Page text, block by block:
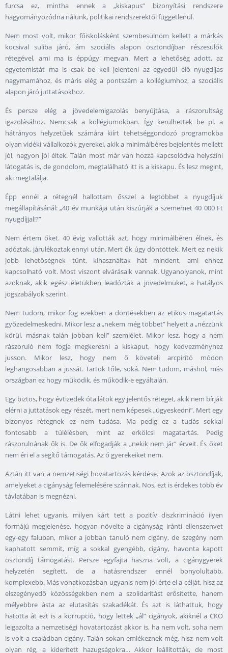
furcsa ez, mintha ennek a „kiskapus” bizonyítási rendszere
hagyományozódna nálunk, politikai rendszerektől függetlenül.
Nem most volt, mikor főiskolásként szembesülnöm kellett a márkás
kocsival suliba járó, ám szociális alapon ösztöndíjban részesülők
rétegével, ami ma is éppúgy megvan. Mert a lehetőség adott, az
egyetemistát ma is csak be kell jelenteni az egyedül élő nyugdíjas
nagymamához, és máris elég a pontszám a kollégiumhoz, a szociális
alapon járó juttatásokhoz.
És persze elég a jövedelemigazolás benyújtása, a rászorultság
igazolásához. Nemcsak a kollégiumokban. Így kerülhettek be pl. a
hátrányos helyzetűek számára kiírt tehetséggondozó programokba
olyan vidéki vállalkozók gyerekei, akik a minimálbéres bejelentés mellett
jól, nagyon jól éltek. Talán most már van hozzá kapcsolódva helyszíni
látogatás is, de gondolom, megtalálható itt is a kiskapu. És lesz megint,
aki megtalálja.
Épp ennél a rétegnél hallottam ősszel a legtöbbet a nyugdíjuk
megállapításánál: „40 év munkája után kiszúrják a szememet 40 000 Ft
nyugdíjjal!?”
Nem értem őket. 40 évig vallották azt, hogy minimálbéren élnek, és
adóztak, járulékoztak ennyi után. Mert ők úgy döntöttek. Mert ez nekik
jobb lehetőségnek tűnt, kihasználtak hát mindent, ami ehhez
kapcsolható volt. Most viszont elvárásaik vannak. Ugyanolyanok, mint
azoknak, akik egész életükben leadózták a jövedelmüket, a hatályos
jogszabályok szerint.
Nem tudom, mikor fog ezekben a döntésekben az etikus magatartás
győzedelmeskedni. Mikor lesz a „nekem még többet” helyett a „nézzünk
körül, másnak talán jobban kell” szemlélet. Mikor lesz, hogy a nem
rászoruló nem fogja megkeresni a kiskaput, hogy kedvezményhez
jusson. Mikor lesz, hogy nem ő követeli arcpirító módon
leghangosabban a jussát. Tartok tőle, soká. Nem tudom, máshol, más
országban ez hogy működik, és működik-e egyáltalán.
Egy biztos, hogy évtizedek óta látok egy jelentős réteget, akik nem bírják
elérni a juttatások egy részét, mert nem képesek „ügyeskedni”. Mert egy
bizonyos rétegnek ez nem tudása. Ma pedig ez a tudás sokkal
fontosabb a túlélésben, mint az erkölcsi magatartás. Pedig
rászorulnának ők is. De ők elfogadják a „nekik nem jár” érveit. És őket
nem éri el a segítő támogatás. Az ő gyerekeiket nem.
Aztán itt van a nemzetiségi hovatartozás kérdése. Azok az ösztöndíjak,
amelyeket a cigányság felemelésére szánnak. Nos, ezt is érdekes több év
távlatában is megnézni.
Látni lehet ugyanis, milyen kárt tett a pozitív diszkrimináció ilyen
formájú megjelenése, hogyan növelte a cigányság iránti ellenszenvet
egy-egy faluban, mikor a jobban tanuló nem cigány, de szegény nem
kaphatott semmit, míg a sokkal gyengébb, cigány, havonta kapott
ösztöndíj támogatást. Persze egyfajta haszna volt, a cigánygyerek
helyzetén segített, de a hatásrendszer ennél bonyolultabb,
komplexebb. Más vonatkozásban ugyanis nem jól érte el a célját, hisz az
elszegényedő közösségekben nem a szolidaritást erősítette, hanem
mélyebbre ásta az elutasítás szakadékát. És azt is láthattuk, hogy
hatotta át ezt is a korrupció, hogy lettek „ál” cigányok, akiknél a CKÖ
leigazolta a nemzetiségi hovatartozást akkor is, ha nem volt, soha nem
is volt a családban cigány. Talán sokan emlékeznek még, hisz nem volt
olyan rég, a kiderített hazugságokra… Akkor leállították, de most